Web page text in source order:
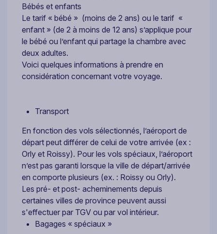
Bébés et enfants
Le tarif « bébé » (moins de 2 ans) ou le tarif «
enfant » (de 2 à moins de 12 ans) s’applique pour
le bébé ou l’enfant qui partage la chambre avec
deux adultes.
Voici quelques informations à prendre en
considération concernant votre voyage.
Transport
En fonction des vols sélectionnés, l’aéroport de
départ peut différer de celui de votre arrivée (ex :
Orly et Roissy). Pour les vols spéciaux, l’aéroport
n’est pas garanti lorsque la ville de départ/arrivée
en comporte plusieurs (ex. : Roissy ou Orly).
Les pré- et post- acheminements depuis
certaines villes de province peuvent aussi
s'effectuer par TGV ou par vol intérieur.
Bagages « spéciaux »